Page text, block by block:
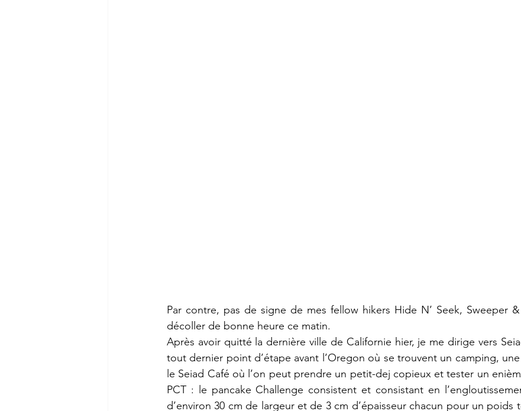
Par contre, pas de signe de mes fellow hikers Hide N’ Seek, Sweeper
décoller de bonne heure ce matin.
Après avoir quitté la dernière ville de Californie hier, je me dirige vers
tout dernier point d’étape avant l’Oregon où se trouvent un camping,
le Seiad Café où l’on peut prendre un petit-dej copieux et tester un
PCT : le pancake Challenge consistent et consistant en
d’environ 30 cm de largeur et de 3 cm d’épaisseur chacun pour un poids